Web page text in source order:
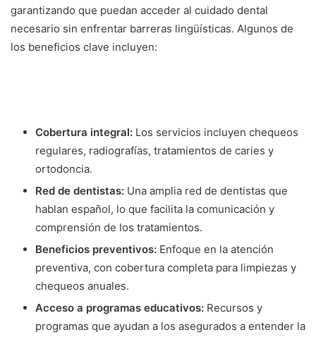
garantizando que puedan acceder al cuidado dental
necesario sin enfrentar barreras lingüísticas. Algunos de
los beneficios clave incluyen:
Cobertura integral: Los servicios incluyen chequeos
regulares, radiografías, tratamientos de caries y
ortodoncia.
Red de dentistas: Una amplia red de dentistas que
hablan español, lo que facilita la comunicación y
comprensión de los tratamientos.
Beneficios preventivos: Enfoque en la atención
preventiva, con cobertura completa para limpiezas y
chequeos anuales.
Acceso a programas educativos: Recursos y
programas que ayudan a los asegurados a entender la